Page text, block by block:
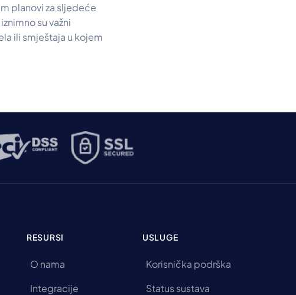
planovi za sljedeće
su važni
ili smještaja u kojem
RESURSI
O nama
Integracije
USLUGE
Korisnička podrška
Status sustava